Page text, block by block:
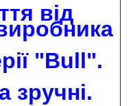
від
"Bull".
зручні.